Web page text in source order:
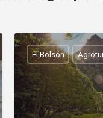
El Bolsón